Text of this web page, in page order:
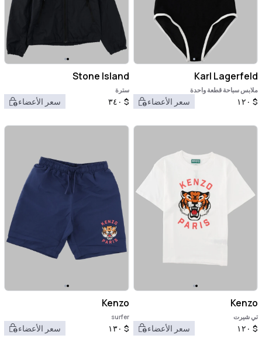
Karl Lagerfeld
ملابس سباحة قطعة واحدة
$ ١٢٠ سعر الأعضاء
Stone Island
سترة
$ ٣٤٠ سعر الأعضاء
Kenzo
تي شيرت
$ ١٢٠ سعر الأعضاء
Kenzo
surfer
$ ١٣٠ سعر الأعضاء